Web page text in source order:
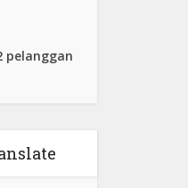
pelanggan